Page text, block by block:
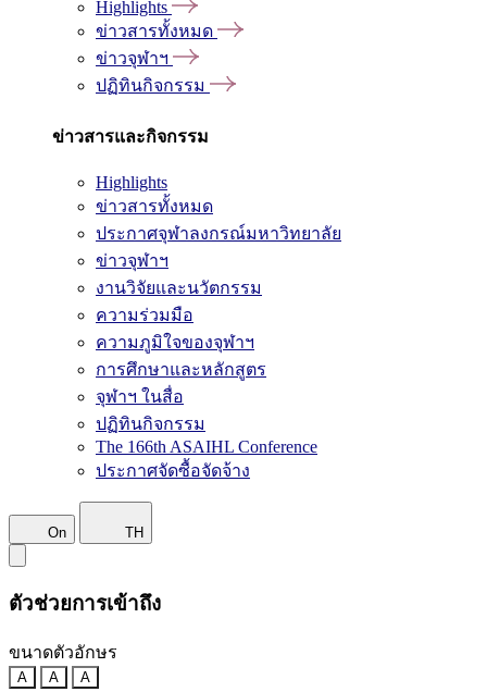
Highlights
ข่าวสารทั้งหมด
ข่าวจุฬาฯ
ปฏิทินกิจกรรม
ข่าวสารและกิจกรรม
Highlights
ข่าวสารทั้งหมด
ประกาศจุฬาลงกรณ์มหาวิทยาลัย
ข่าวจุฬาฯ
งานวิจัยและนวัตกรรม
ความร่วมมือ
ความภูมิใจของจุฬาฯ
การศึกษาและหลักสูตร
จุฬาฯ ในสื่อ
ปฏิทินกิจกรรม
The 166th ASAIHL Conference
ประกาศจัดซื้อจัดจ้าง
On TH
ตัวช่วยการเข้าถึง
ขนาดตัวอักษร
A A A